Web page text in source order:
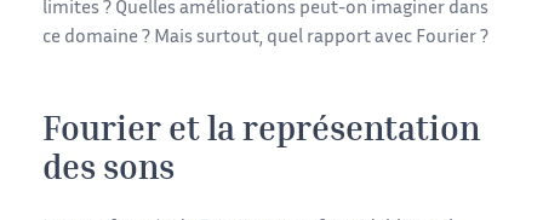
limites ? Quelles améliorations peut-on imaginer dans
ce domaine ? Mais surtout, quel rapport avec Fourier ?
Fourier et la représentation
des sons